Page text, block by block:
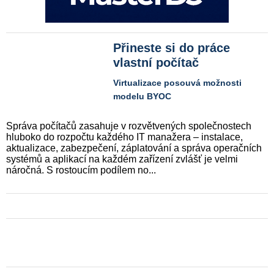
Přineste si do práce
vlastní počítač
Virtualizace posouvá možnosti
modelu BYOC
Správa počítačů zasahuje v rozvětvených společnostech
hluboko do rozpočtu každého IT manažera – instalace,
aktualizace, zabezpečení, záplatování a správa operačních
systémů a aplikací na každém zařízení zvlášť je velmi
náročná. S rostoucím podílem no...